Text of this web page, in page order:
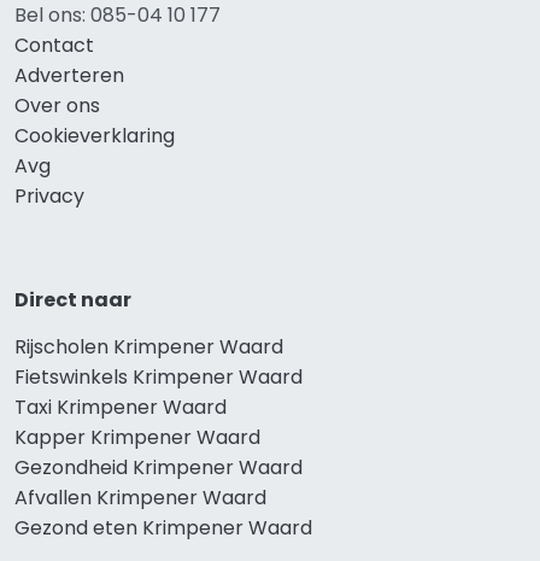
Bel ons: 085-04 10 177
Contact
Adverteren
Over ons
Cookieverklaring
Avg
Privacy
Direct naar
Rijscholen Krimpener Waard
Fietswinkels Krimpener Waard
Taxi Krimpener Waard
Kapper Krimpener Waard
Gezondheid Krimpener Waard
Afvallen Krimpener Waard
Gezond eten Krimpener Waard